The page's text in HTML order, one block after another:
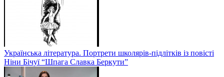
Українська література. Портрети школярів-підлітків із повісті
Ніни Бічуї “Шпага Славка Беркути”